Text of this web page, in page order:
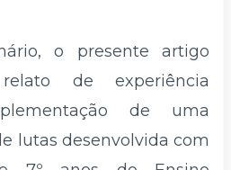
o presente artigo
de experiência
de uma
lutas desenvolvida com